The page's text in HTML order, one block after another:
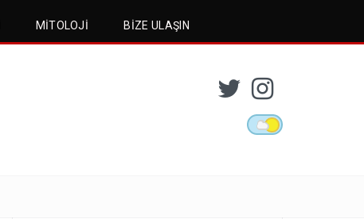
MITOLOJI BIZE ULAŞIN